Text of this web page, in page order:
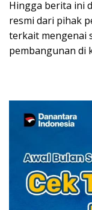
Hingga berita ini
resmi dari pihak
terkait mengenai
pembangunan di